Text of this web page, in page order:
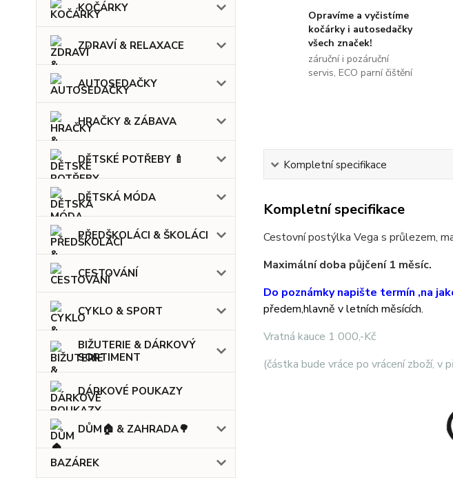
KOČÁRKY
ZDRAVÍ & RELAXACE
AUTOSEDAČKY
HRAČKY & ZÁBAVA
DĚTSKÉ POTŘEBY 🍼
DĚTSKÁ MÓDA
PŘEDŠKOLÁCI & ŠKOLÁCI
CESTOVÁNÍ
CYKLO & SPORT
BIŽUTERIE & DÁRKOVÝ
SORTIMENT
DÁRKOVÉ POUKAZY
DŮM🏠 & ZAHRADA🌳
BAZÁREK
Opravíme a vyčistíme
kočárky i autosedačky
všech značek!
záruční i pozáruční
servis, ECO parní čištění
Kompletní specifikace
Kompletní specifikace
Cestovní postýlka Vega s průlezem,
Maximální doba půjčení 1 měsíc.
Do poznámky napište termín ,na
předem,hlavně v letních měsících.
Vratná kauce 1 000,-Kč
(částka bude vráce po vrácení zboží, v